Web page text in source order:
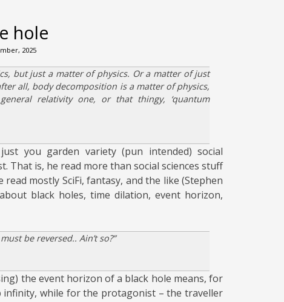
hole
2025
but just a matter of physics. Or a matter of just
all, body decomposition is a matter of physics,
relativity one, or that thingy, ‘quantum
you garden variety (pun intended) social
That is, he read more than social sciences stuff
mostly SciFi, fantasy, and the like (Stephen
black holes, time dilation, event horizon,
be reversed.. Ain’t so?”
the event horizon of a black hole means, for
while for the protagonist – the traveller